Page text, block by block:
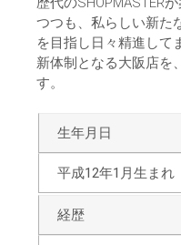
つつも、私らしい新た
を目指し日々精進して
新体制となる大阪店を
す。
生年月日
平成12年1月生まれ
経歴